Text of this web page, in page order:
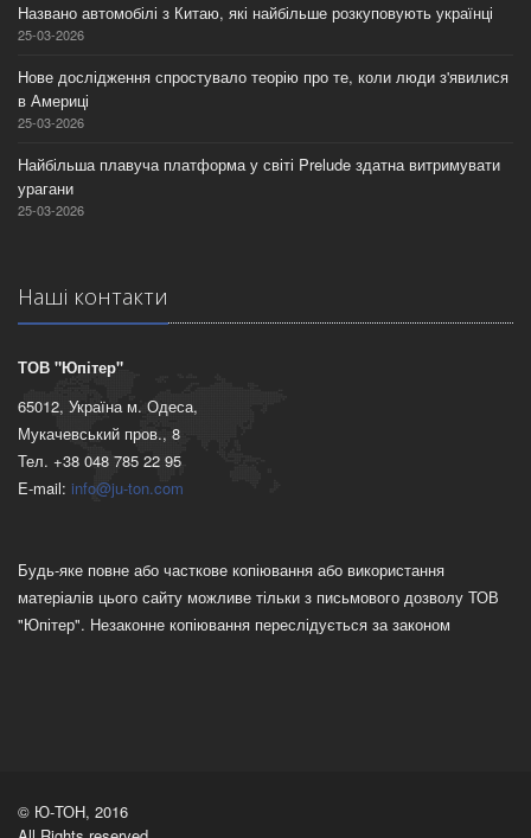
Названо автомобілі з Китаю, які найбільше розкуповують українці
25-03-2026
Нове дослідження спростувало теорію про те, коли люди з'явилися
в Америці
25-03-2026
Найбільша плавуча платформа у світі Prelude здатна витримувати
урагани
25-03-2026
Нашi контакти
ТОВ "Юпітер"
65012, Україна м. Одеса,
Мукачевський пров., 8
Тел. +38 048 785 22 95
E-mail: info@ju-ton.com
Будь-яке повне або часткове копіювання або використання
матеріалів цього сайту можливе тільки з письмового дозволу ТОВ
"Юпітер". Незаконне копіювання переслідується за законом
© Ю-ТОН, 2016